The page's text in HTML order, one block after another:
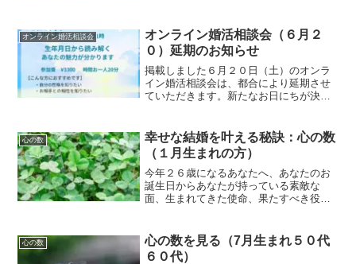
ー探しのヒントとして参考にしていただ
ければ幸いです。
オンライン婚活相談会
オンライン婚活相談会（６月２
０）延期のお知らせ
掲載しました６月２０日（土）のオンラ
イン婚活相談会は、都合により延期させ
ていただきます。新たなお日にちが決ま
心の数
幸せな結婚を叶える秘訣：心の数
（１月生まれの方）
今年２６歳になるあなたへ、あなたのお
誕生日からあなたが持っている素敵な
面、生まれてきた使命、果たすべき役割
生計画などに参考にしていただければ幸
いです。
心の数
心の数を見る（7月生まれ５０代
６０代）